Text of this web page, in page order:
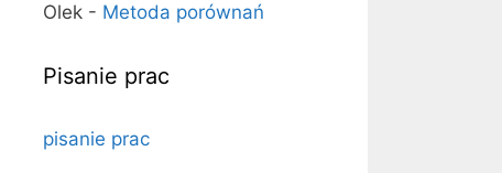
Olek - Metoda porównań
Pisanie prac
pisanie prac